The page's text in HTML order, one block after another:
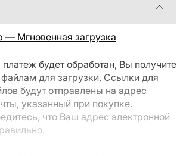
— Мгновенная загрузка
будет обработан, Вы получите
для загрузки. Ссылки для
будут отправлены на адрес
указанный при покупке.
что Ваш адрес электронной